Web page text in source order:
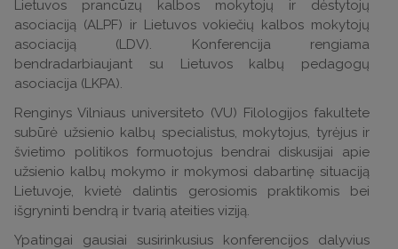
Lietuvos prancūzų kalbos mokytojų ir dėstytojų
asociaciją (ALPF) ir Lietuvos vokiečių kalbos mokytojų
asociaciją (LDV). Konferencija rengiama
bendradarbiaujant su Lietuvos kalbų pedagogų
asociacija (LKPA).
Renginys Vilniaus universiteto (VU) Filologijos fakultete
subūrė užsienio kalbų specialistus, mokytojus, tyrėjus ir
švietimo politikos formuotojus bendrai diskusijai apie
užsienio kalbų mokymo ir mokymosi dabartinę situaciją
Lietuvoje, kvietė dalintis gerosiomis praktikomis bei
išgryninti bendrą ir tvarią ateities viziją.
Ypatingai gausiai susirinkusius konferencijos dalyvius